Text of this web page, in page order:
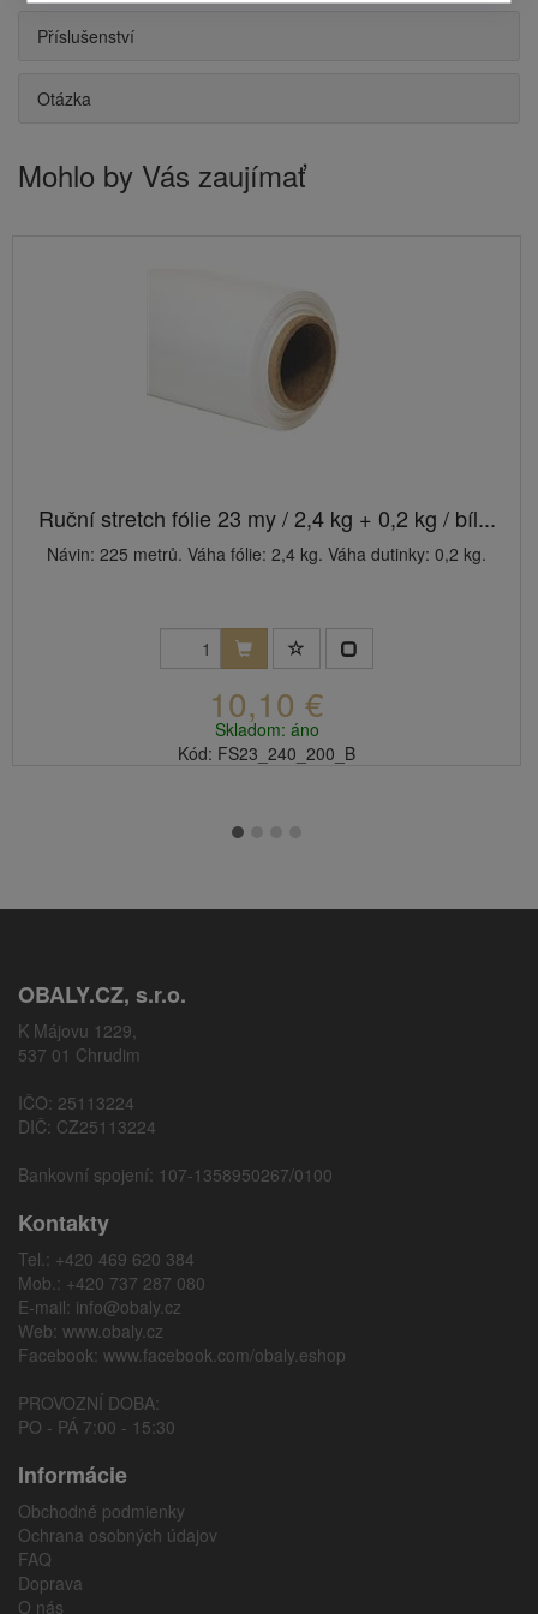
Příslušenství
Otázka
Mohlo by Vás zaujímať
Ruční stretch fólie 23 my / 2,4 kg + 0,2 kg / bíl...
Návin: 225 metrů. Váha fólie: 2,4 kg. Váha dutinky: 0,2 kg.
10,10 €
Skladom: áno
Kód: FS23_240_200_B
OBALY.CZ, s.r.o.
K Májovu 1229,
537 01 Chrudim
IČO: 25113224
DIČ: CZ25113224
Bankovní spojení: 107-1358950267/0100
Kontakty
Tel.: +420 469 620 384
Mob.: +420 737 287 080
E-mail: info@obaly.cz
Web: www.obaly.cz
Facebook: www.facebook.com/obaly.eshop
PROVOZNÍ DOBA:
PO - PÁ 7:00 - 15:30
Informácie
Obchodné podmienky
Ochrana osobných údajov
FAQ
Doprava
O nás